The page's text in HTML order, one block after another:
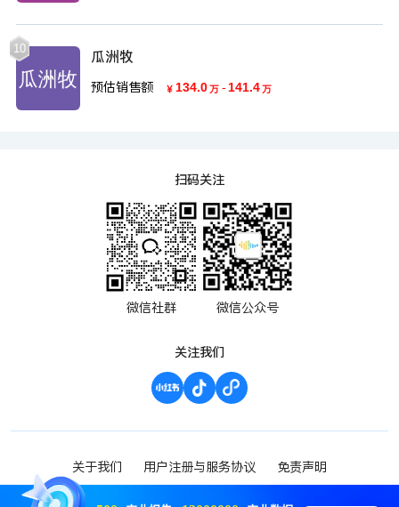
10 瓜洲牧
预估销售额 ￥ 134.0万 - 141.4万
扫码关注
微信社群 微信公众号
关注我们
关于我们 用户注册与服务协议 免责声明